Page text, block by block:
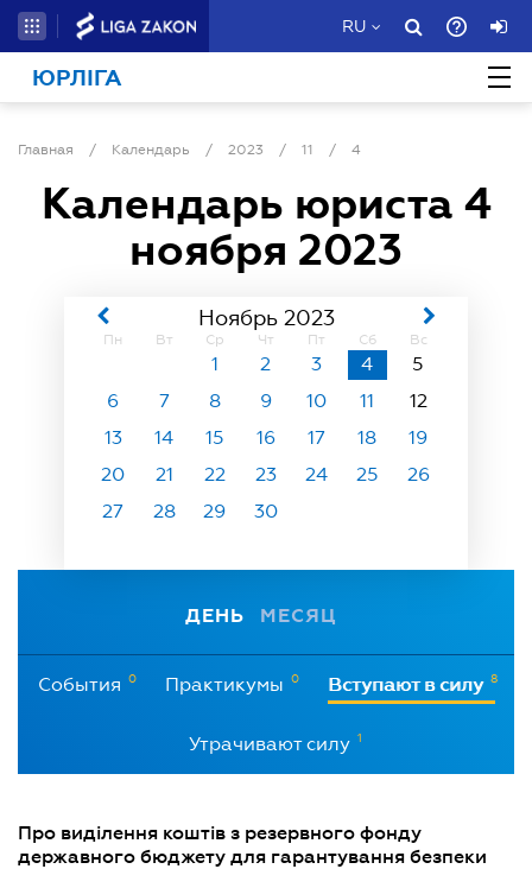
RU
ЮРЛІГА
Главная / Календарь / 2023 / 11 / 4
Календарь юриста 4
ноября 2023
Ноябрь 2023
Пн Вт Ср Чт Пт Сб Вс
1 2 3 4
5
6
7 8 9 10 11
12
13
14 15 16 17 18
19
20
21 22 23 24 25
26
27
28 29 30
ДЕНЬ МЕСЯЦ
События 0 Практикумы 0 Вступают в силу 8
Утрачивают силу 1
Про виділення коштів з резервного фонду
державного бюджету для гарантування безпеки